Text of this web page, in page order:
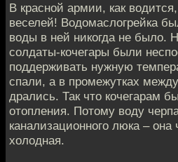
В красной армии, как
веселей! Водомаслогрейка
воды в ней никогда не было.
солдаты-кочегары были
поддерживать нужную
спали, а в промежутках
дрались. Так что кочегарам
отопления. Потому воду
канализационного люка –
холодная.